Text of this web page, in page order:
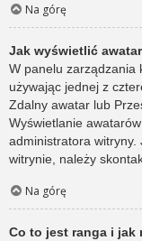
Na górę
Jak wyświetlić
W panelu zarządzania
używając jednej z
Zdalny awatar lub
Wyświetlanie
administratora
witrynie, należy
Na górę
Co to jest ranga i jak